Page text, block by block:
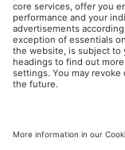
OSRAM na sociálnej